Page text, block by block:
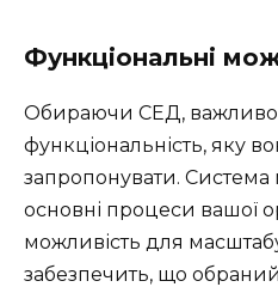
Функціональні
Обираючи СЕД, важливо
функціональність, яку
запропонувати. Система
основні процеси вашої
можливість для
забезпечить, що